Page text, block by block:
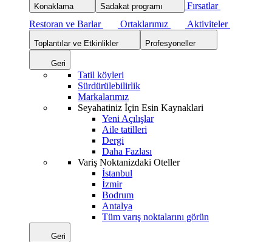
Konaklama Sadakat programı
Fırsatlar
Restoran ve Barlar
Ortaklarımız Aktiviteler
Toplantılar ve Etkinlikler Profesyoneller
Geri
Tatil köyleri
Sürdürülebilirlik
Markalarımız
Seyahatiniz İçin Esin Kaynaklari
Yeni Açılışlar
Aile tatilleri
Dergi
Daha Fazlası
Variş Noktanizdaki Oteller
İstanbul
İzmir
Bodrum
Antalya
Tüm varış noktalarını görün
Geri